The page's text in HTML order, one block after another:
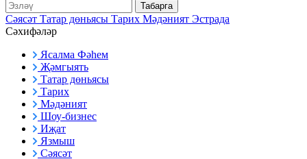
Табарга
Сәясәт Татар дөньясы Тарих Мәдәният Эстрада
Сәхифәләр
Ясалма Фәһем
Җәмгыять
Татар дөньясы
Тарих
Мәдәният
Шоу-бизнес
Иҗат
Язмыш
Сәясәт